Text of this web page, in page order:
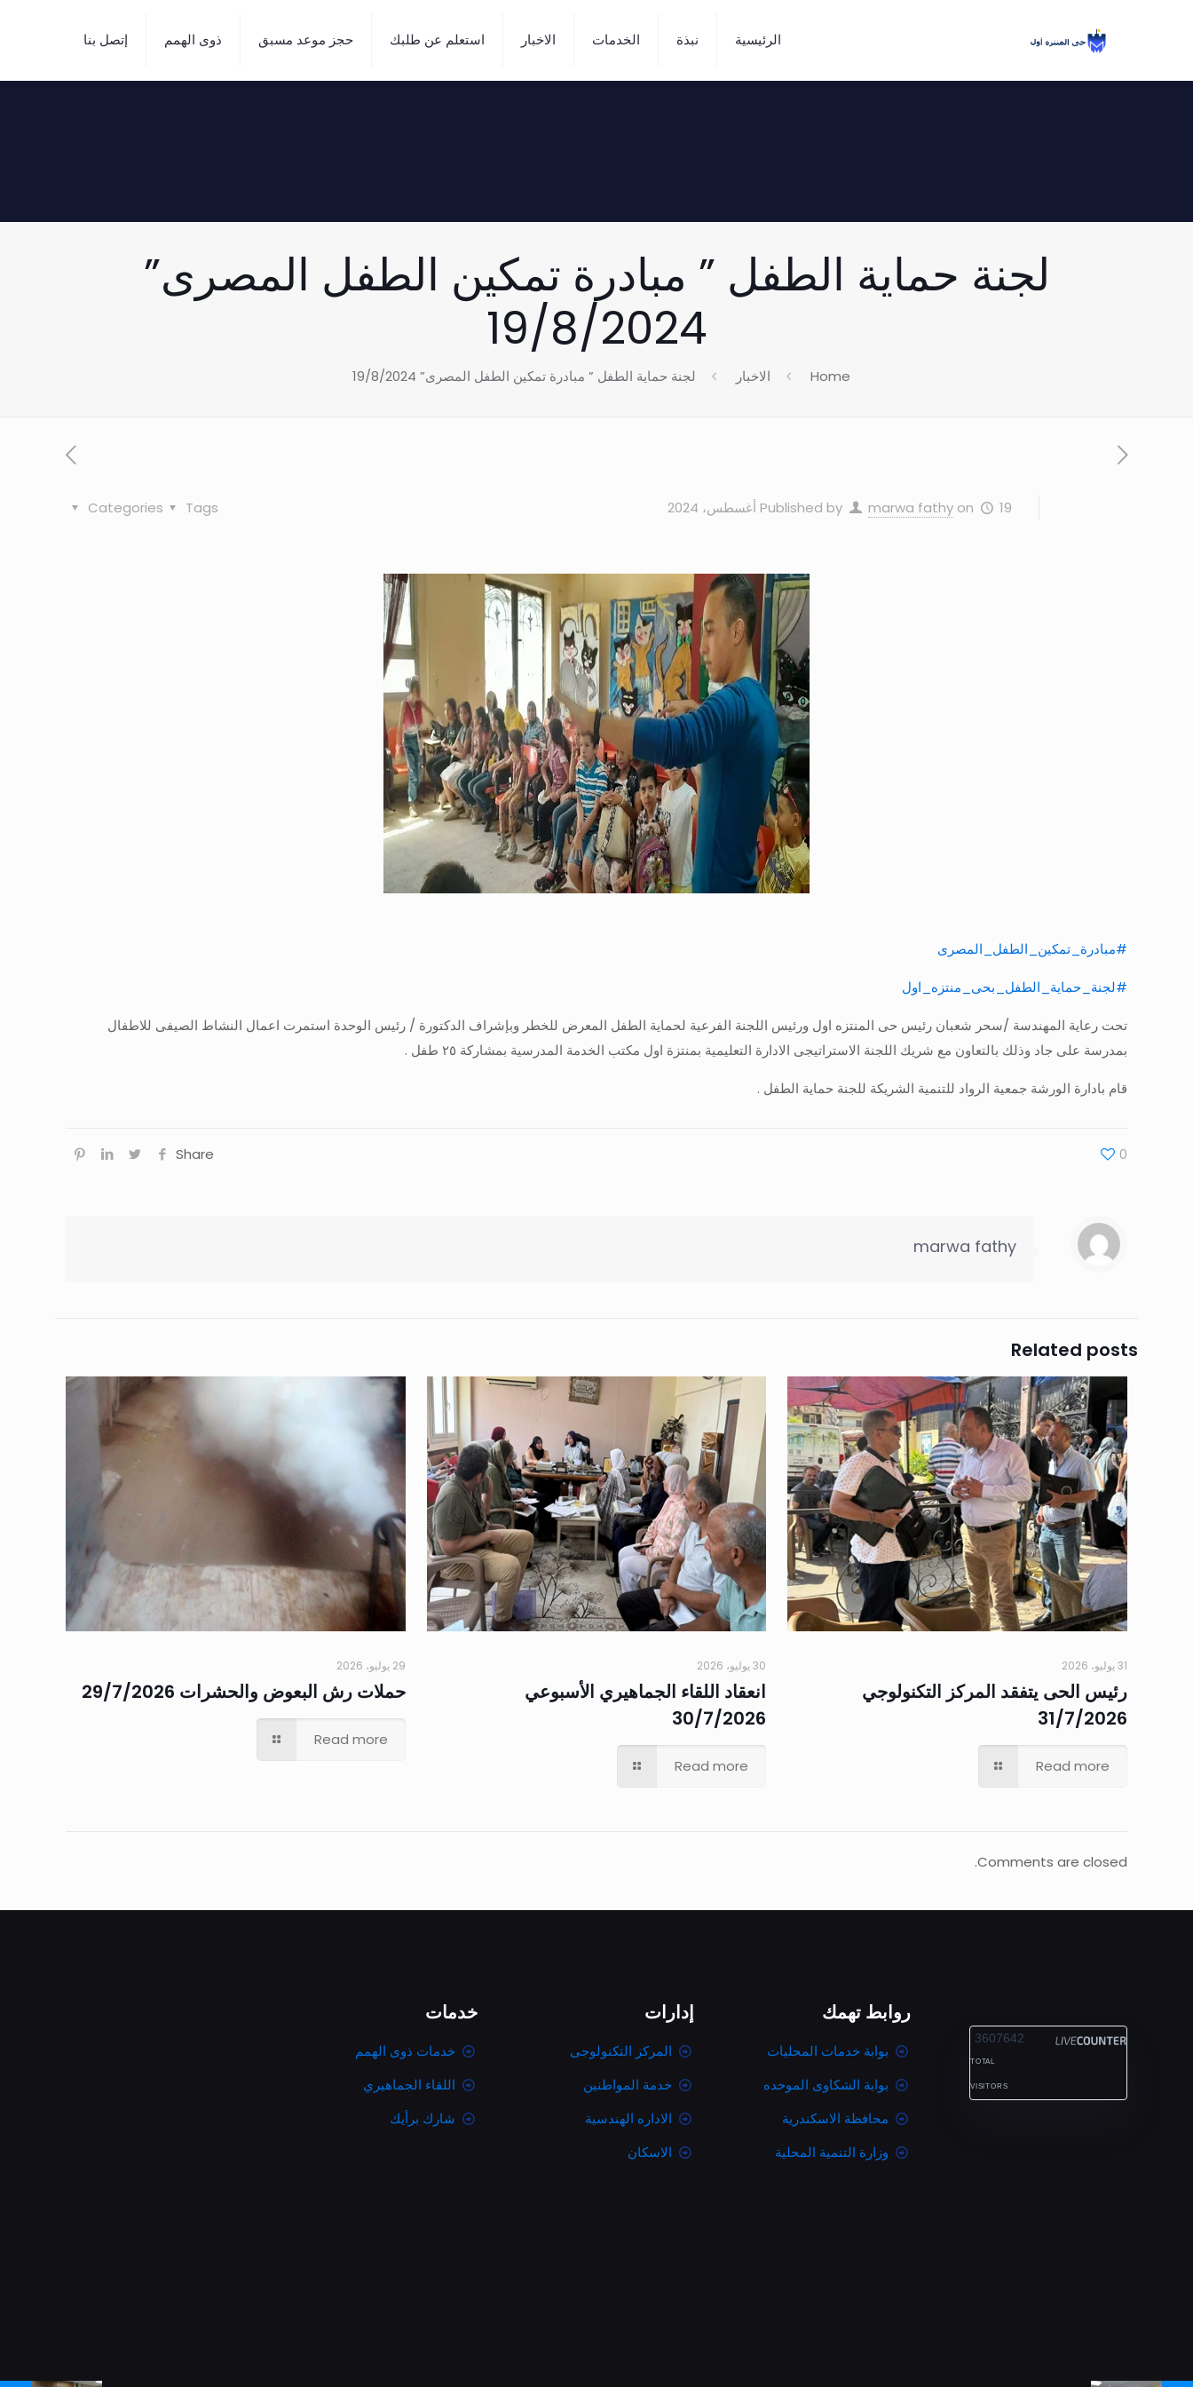
الرئيسية نبذة الخدمات الاخبار استعلم عن طلبك حجز موعد مسبق ذوى الهمم إتصل بنا
لجنة حماية الطفل ” مبادرة تمكين الطفل المصرى”
19/8/2024
Home الاخبار لجنة حماية الطفل ” مبادرة تمكين الطفل المصرى” 19/8/2024
Published by marwa fathy on 19 أغسطس، 2024 Categories Tags
#مبادرة_تمكين_الطفل_المصرى
#لجنة_حماية_الطفل_بحى_منتزه_اول
تحت رعاية المهندسة /سحر شعبان رئيس حى المنتزه اول ورئيس اللجنة الفرعية لحماية الطفل المعرض للخطر وبإشراف الدكتورة / رئيس الوحدة استمرت اعمال النشاط الصيفى للاطفال
بمدرسة على جاد وذلك بالتعاون مع شريك اللجنة الاستراتيجى الادارة التعليمية بمنتزة اول مكتب الخدمة المدرسية بمشاركة ٢٥ طفل .
قام بادارة الورشة جمعية الرواد للتنمية الشريكة للجنة حماية الطفل .
Share 0
marwa fathy
Related posts
31 يوليو، 2026
رئيس الحى يتفقد المركز التكنولوجي
31/7/2026
Read more
30 يوليو، 2026
انعقاد اللقاء الجماهيري الأسبوعي
30/7/2026
Read more
29 يوليو، 2026
حملات رش البعوض والحشرات 29/7/2026
Read more
Comments are closed.
3607642
TOTAL
VISITORS
روابط تهمك
بوابة خدمات المحليات
بوابة الشكاوى الموحده
محافظة الاسكندرية
وزارة التنمية المحلية
إدارات
المركز التكنولوجى
خدمة المواطنين
الاداره الهندسية
الاسكان
خدمات
خدمات ذوى الهمم
اللقاء الجماهيري
شارك برأيك